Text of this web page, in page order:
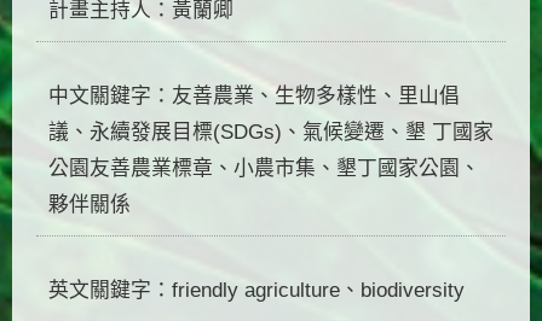
計畫主持人：黃蘭卿
中文關鍵字：友善農業、生物多樣性、里山倡
議、永續發展目標(SDGs)、氣候變遷、墾 丁國家
公園友善農業標章、小農市集、墾丁國家公園、
夥伴關係
英文關鍵字：friendly agriculture、biodiversity